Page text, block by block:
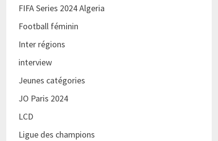
FIFA Series 2024 Algeria
Football féminin
Inter régions
interview
Jeunes catégories
JO Paris 2024
LCD
Ligue des champions